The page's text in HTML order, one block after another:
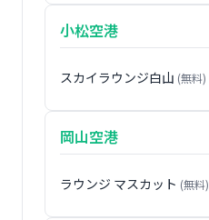
小松空港
スカイラウンジ白山 (無料)
岡山空港
ラウンジ マスカット (無料)